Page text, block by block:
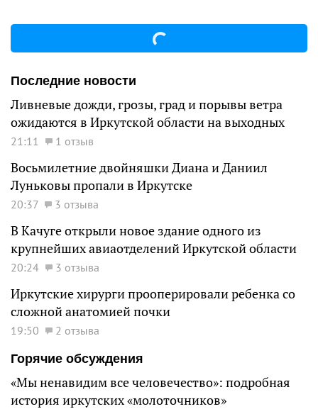
Последние новости
Ливневые дожди, грозы, град и порывы ветра
ожидаются в Иркутской области на выходных
21:11 1 отзыв
Восьмилетние двойняшки Диана и Даниил
Луньковы пропали в Иркутске
20:37 3 отзыва
В Качуге открыли новое здание одного из
крупнейших авиаотделений Иркутской области
20:24 3 отзыва
Иркутские хирурги прооперировали ребенка со
сложной анатомией почки
19:50
2 отзыва
Горячие обсуждения
«Мы ненавидим все человечество»: подробная
история иркутских «молоточников»